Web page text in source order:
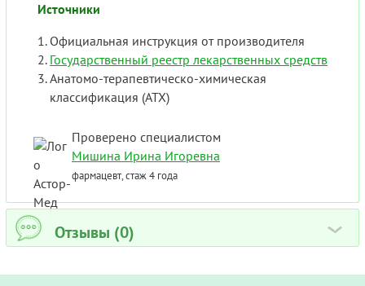
Источники
Официальная инструкция от производителя
Государственный реестр лекарственных средств
Анатомо-терапевтическо-химическая
классификация (ATX)
Проверено специалистом
Мишина Ирина Игоревна
фармацевт, стаж 4 года
Отзывы (0) ›